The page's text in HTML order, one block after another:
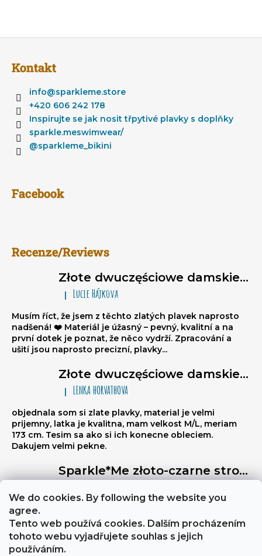
We do cookies. By following the website you
agree.
Tento web používá cookies. Dalším procházením
tohoto webu vyjadřujete souhlas s jejich
používáním.
Kontakt
info@sparkleme.store
+420 606 242 178
Inspirujte se jak nosit třpytivé plavky s doplňky
sparkle.meswimwear/
@sparkleme_bikini
Facebook
Recenze/Reviews
Złote dwuczęściowe damskie stroje kąpielowe brazylijki Sparkle*Me – bikini wiązane, marszczone brazylijki
Ocena produktu to 5 na 5 gwiazdek.
| Lucie Hájkova
Musím říct, že jsem z těchto zlatých plavek naprosto
nadšená! ❤️ Materiál je úžasný – pevný, kvalitní a na
první dotek je poznat, že něco vydrží. Zpracování a
ušití jsou naprosto precizní, plavky...
Złote dwuczęściowe damskie stroje kąpielowe brazylijki Sparkle*Me – bikini wiązane, marszczone brazylijki
Ocena produktu to 5 na 5 gwiazdek.
| LENKA HORVATHOVA
objednala som si zlate plavky, material je velmi
prijemny, latka je kvalitna, mam velkost M/L, meriam
173 cm. Tesim sa ako si ich konecne obleciem.
Dakujem velmi pekne.
Sparkle*Me złoto-czarne stroje kąpielowe wysoki stan – figi brazylijki z przeszyciem z tyłu z możliwością złożenia na biodra ze złotą lamówką
Ocena produktu to 5 na 5 gwiazdek.
Výborně stahují břicho, a zezadu jsou velmi sexy
About Sparkle*Me